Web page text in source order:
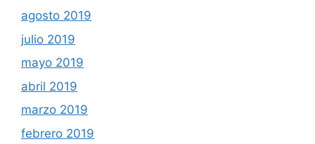
agosto 2019
julio 2019
mayo 2019
abril 2019
marzo 2019
febrero 2019